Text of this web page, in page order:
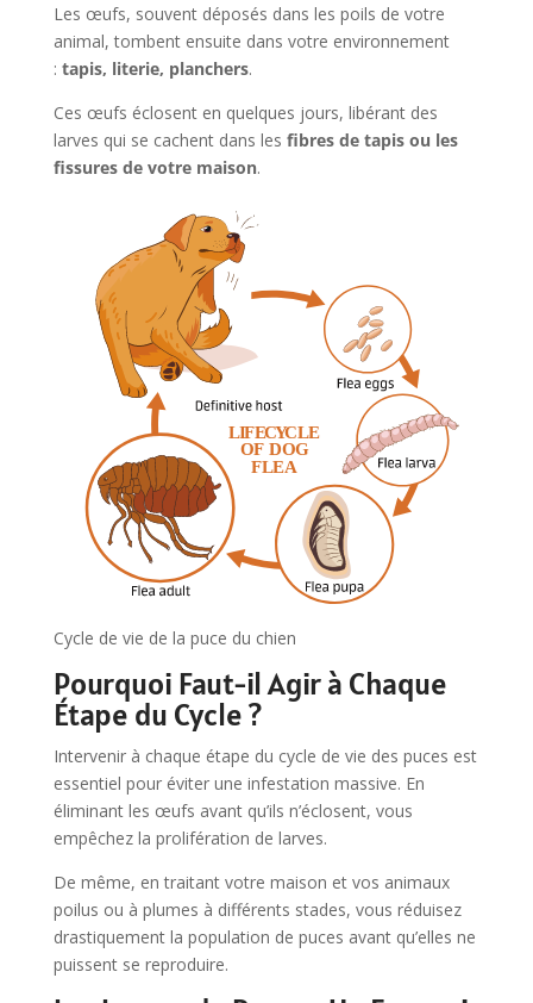
Les œufs, souvent déposés dans les poils de votre
animal, tombent ensuite dans votre environnement
: tapis, literie, planchers.
Ces œufs éclosent en quelques jours, libérant des
larves qui se cachent dans les fibres de tapis ou les
fissures de votre maison.
Cycle de vie de la puce du chien
Pourquoi Faut-il Agir à Chaque
Étape du Cycle ?
Intervenir à chaque étape du cycle de vie des puces est
essentiel pour éviter une infestation massive. En
éliminant les œufs avant qu’ils n’éclosent, vous
empêchez la prolifération de larves.
De même, en traitant votre maison et vos animaux
poilus ou à plumes à différents stades, vous réduisez
drastiquement la population de puces avant qu’elles ne
puissent se reproduire.